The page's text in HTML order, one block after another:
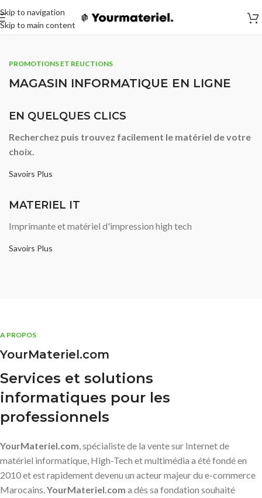
Skip to navigation
Skip to main content
PROMOTIONS ET REUCTIONS
MAGASIN INFORMATIQUE EN LIGNE
EN QUELQUES CLICS
Recherchez puis trouvez facilement le matériel de votre
choix.
Savoirs Plus
MATERIEL IT
Imprimante et matériel d'impression high tech
Savoirs Plus
A PROPOS
YourMateriel.com
Services et solutions
informatiques pour les
professionnels
YourMateriel.com, spécialiste de la vente sur Internet de
matériel informatique, High-Tech et multimédia a été fondé en
2010 et est rapidement devenu un acteur majeur du e-commerce
Marocains.YourMateriel.com a dès sa fondation souhaité